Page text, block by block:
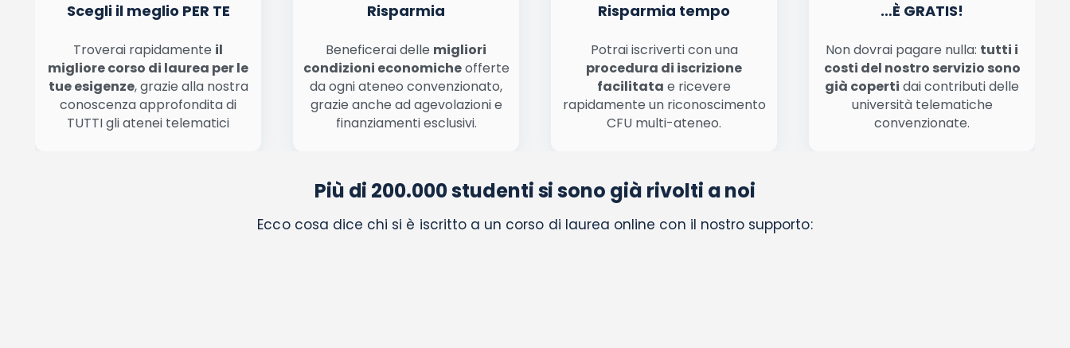
Scegli il meglio PER TE
Troverai rapidamente il
migliore corso di laurea per le
tue esigenze, grazie alla nostra
conoscenza approfondita di
TUTTI gli atenei telematici
Risparmia
Beneficerai delle migliori
condizioni economicheofferte
da ogni ateneo convenzionato,
grazie anche ad agevolazioni e
finanziamenti esclusivi.
Risparmia tempo
Potrai iscriverti con una
procedura di iscrizione
facilitata e ricevere
rapidamente un riconoscimento
CFU multi-ateneo.
…È GRATIS!
Non dovrai pagare nulla: tutti i
costi del nostro servizio sono
già coperti dai contributi delle
università telematiche
convenzionate.
Più di 200.000 studenti si sono già rivolti a noi
Ecco cosa dice chi si è iscritto a un corso di laurea online con il nostro supporto: